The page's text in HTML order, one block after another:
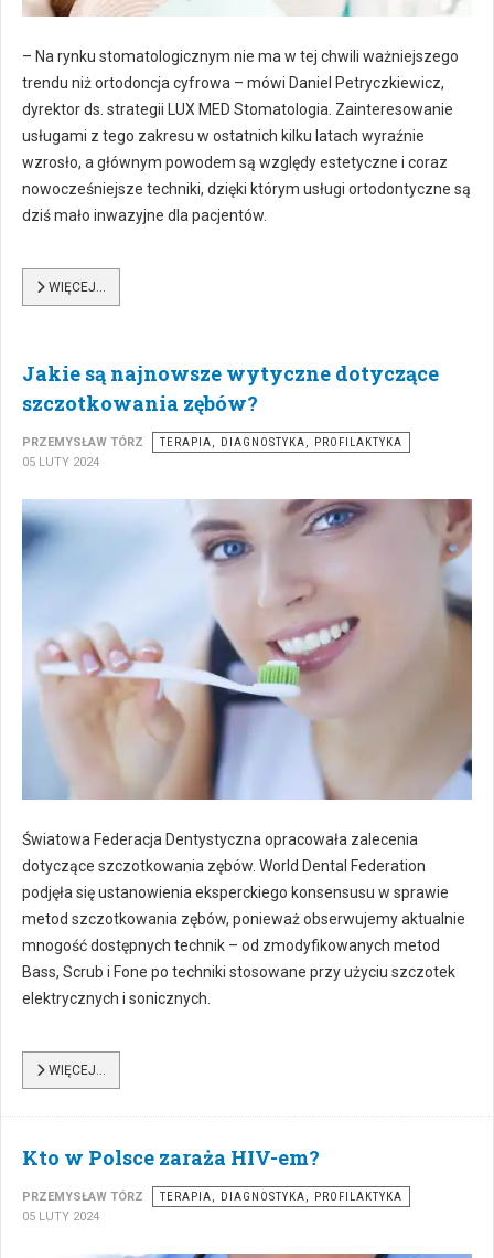
– Na rynku stomatologicznym nie ma w tej chwili ważniejszego
trendu niż ortodoncja cyfrowa – mówi Daniel Petryczkiewicz,
dyrektor ds. strategii LUX MED Stomatologia. Zainteresowanie
usługami z tego zakresu w ostatnich kilku latach wyraźnie
wzrosło, a głównym powodem są względy estetyczne i coraz
nowocześniejsze techniki, dzięki którym usługi ortodontyczne są
dziś mało inwazyjne dla pacjentów.
WIĘCEJ…
Jakie są najnowsze wytyczne dotyczące
szczotkowania zębów?
PRZEMYSŁAW TÓRZ
TERAPIA, DIAGNOSTYKA, PROFILAKTYKA
05 LUTY 2024
Światowa Federacja Dentystyczna opracowała zalecenia
dotyczące szczotkowania zębów. World Dental Federation
podjęła się ustanowienia eksperckiego konsensusu w sprawie
metod szczotkowania zębów, ponieważ obserwujemy aktualnie
mnogość dostępnych technik – od zmodyfikowanych metod
Bass, Scrub i Fone po techniki stosowane przy użyciu szczotek
elektrycznych i sonicznych.
WIĘCEJ…
Kto w Polsce zaraża HIV-em?
PRZEMYSŁAW TÓRZ
TERAPIA, DIAGNOSTYKA, PROFILAKTYKA
05 LUTY 2024